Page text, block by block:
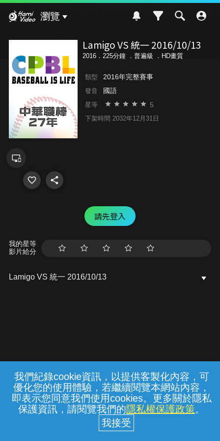
我們紀錄cookie資訊，以提供客製化內容，可
優化您的使用體驗，若繼續閱覽本網站內容，
即表示您同意我們使用cookies。更多關於隱私
保護資訊，請閱覽我們的隱私權保護政策。
瀏覽
Lamigo VS 統一 2016/10/13
2016．225分鐘 ． 普遍級 ．HD畫質
類型 2016年完整賽事
發音 國語
星等 5
下架時間 2032年12月31日
請先登入
我的星等
影片給分
Lamigo VS 統一 2016/10/13
常見問題 線上客服 服務條款 隱私權保護
中華電信股份有限公司個人家庭分公司
(統一編號：96979949) © 2026
{{notifyMsg}}